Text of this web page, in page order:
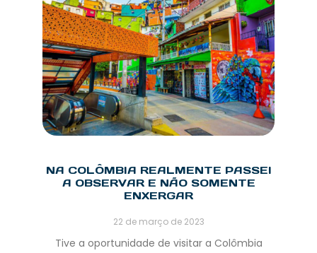
NA COLÔMBIA REALMENTE PASSEI
A OBSERVAR E NÃO SOMENTE
ENXERGAR
22 de março de 2023
Tive a oportunidade de visitar a Colômbia